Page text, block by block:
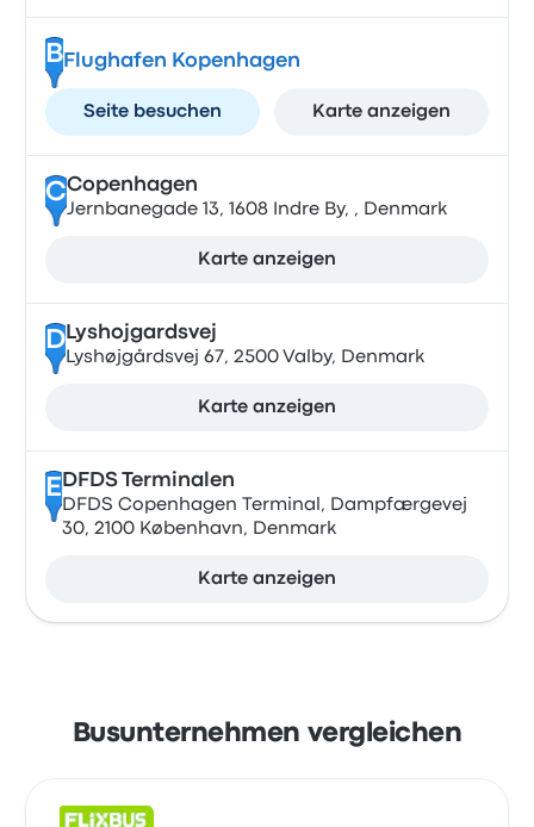
BFlughafen Kopenhagen
Seite besuchen Karte anzeigen
CCopenhagen
Jernbanegade 13, 1608 Indre By, , Denmark
Karte anzeigen
DLyshojgardsvej
Lyshøjgårdsvej 67, 2500 Valby, Denmark
Karte anzeigen
E DFDS Terminalen
DFDS Copenhagen Terminal, Dampfærgevej
30, 2100 København, Denmark
Karte anzeigen
Busunternehmen vergleichen